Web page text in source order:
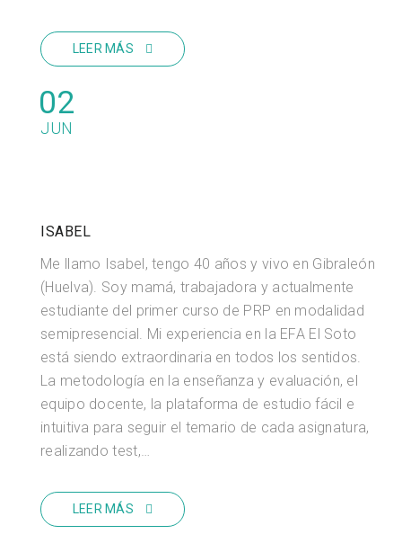
LEER MÁS
02
JUN
ISABEL
Me llamo Isabel, tengo 40 años y vivo en Gibraleón
(Huelva). Soy mamá, trabajadora y actualmente
estudiante del primer curso de PRP en modalidad
semipresencial. Mi experiencia en la EFA El Soto
está siendo extraordinaria en todos los sentidos.
La metodología en la enseñanza y evaluación, el
equipo docente, la plataforma de estudio fácil e
intuitiva para seguir el temario de cada asignatura,
realizando test,…
LEER MÁS